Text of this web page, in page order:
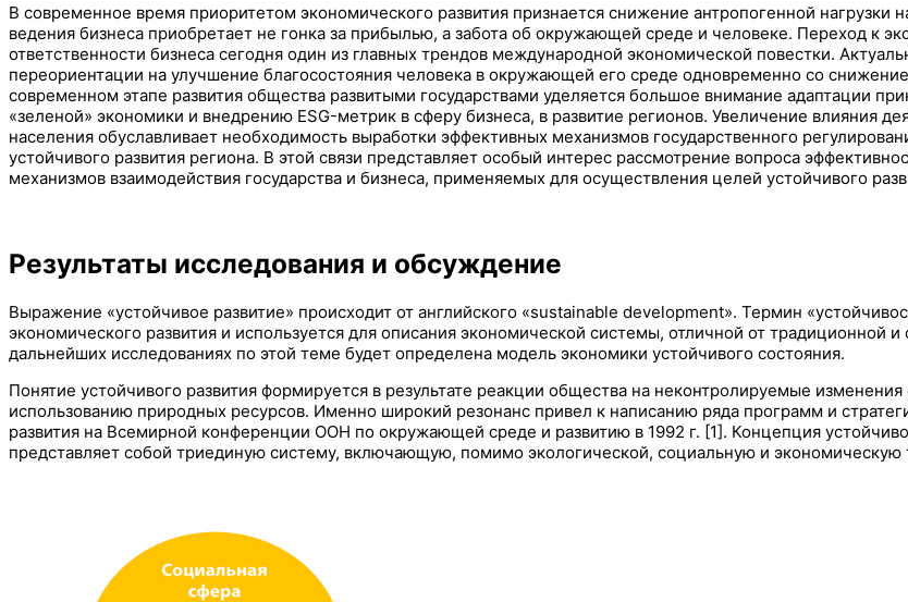
В современное время приоритетом экономического развития признается снижение антропогенной
ведения бизнеса приобретает не гонка за прибылью, а забота об окружающей среде и человеке. Переход к
ответственности бизнеса сегодня один из главных трендов международной экономической повестки.
переориентации на улучшение благосостояния человека в окружающей его среде одновременно со
современном этапе развития общества развитыми государствами уделяется большое внимание адаптации
«зеленой» экономики и внедрению ESG-метрик в сферу бизнеса, в развитие регионов. Увеличение влияния
населения обуславливает необходимость выработки эффективных механизмов государственного
устойчивого развития региона. В этой связи представляет особый интерес рассмотрение вопроса
механизмов взаимодействия государства и бизнеса, применяемых для осуществления целей устойчивого
Результаты исследования и обсуждение
Выражение «устойчивое развитие» происходит от английского «sustainable development». Термин
экономического развития и используется для описания экономической системы, отличной от
дальнейших исследованиях по этой теме будет определена модель экономики устойчивого состояния.
Понятие устойчивого развития формируется в результате реакции общества на неконтролируемые
использованию природных ресурсов. Именно широкий резонанс привел к написанию ряда программ и
развития на Всемирной конференции ООН по окружающей среде и развитию в 1992 г. [1]. Концепция
представляет собой триединую систему, включающую, помимо экологической, социальную и экономическую